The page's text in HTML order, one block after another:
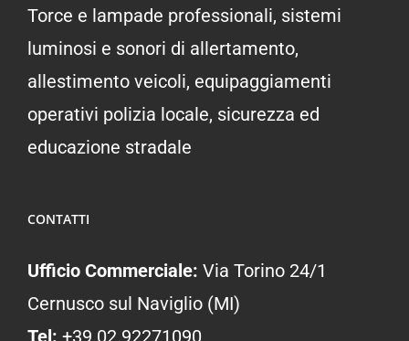
Torce e lampade professionali, sistemi
luminosi e sonori di allertamento,
allestimento veicoli, equipaggiamenti
operativi polizia locale, sicurezza ed
educazione stradale
CONTATTI
Ufficio Commerciale: Via Torino 24/1
Cernusco sul Naviglio (MI)
Tel: +39.02.92271090